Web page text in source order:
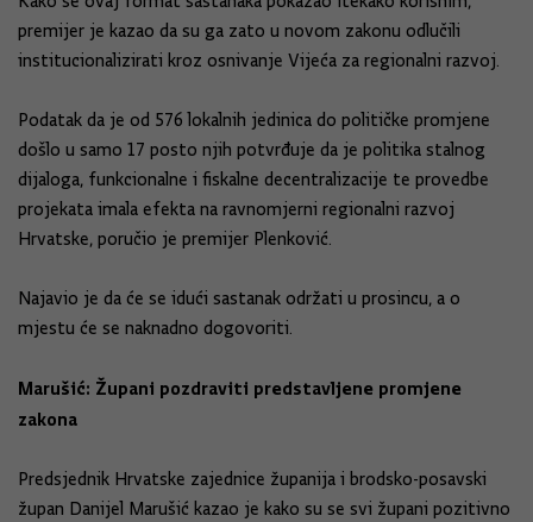
premijer je kazao da su ga zato u novom zakonu odlučili
institucionalizirati kroz osnivanje Vijeća za regionalni razvoj.
Podatak da je od 576 lokalnih jedinica do političke promjene
došlo u samo 17 posto njih potvrđuje da je politika stalnog
dijaloga, funkcionalne i fiskalne decentralizacije te provedbe
projekata imala efekta na ravnomjerni regionalni razvoj
Hrvatske, poručio je premijer Plenković.
Najavio je da će se idući sastanak održati u prosincu, a o
mjestu će se naknadno dogovoriti.
Marušić: Župani pozdraviti predstavljene promjene
zakona
Predsjednik Hrvatske zajednice županija i brodsko-posavski
župan Danijel Marušić kazao je kako su se svi župani pozitivno